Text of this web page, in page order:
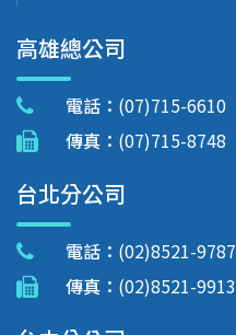
高雄總公司
電話： (07)715-6610
傳真： (07)715-8748
台北分公司
電話： (02)8521-9787
傳真： (02)8521-9913